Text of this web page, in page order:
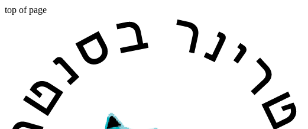
top of page